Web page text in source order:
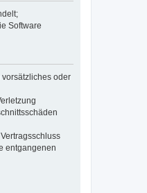
Software
oder
entgangenen